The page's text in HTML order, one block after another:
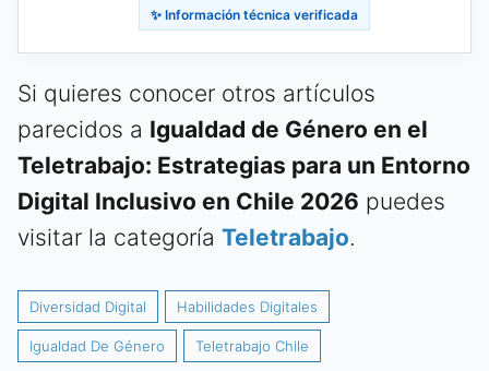
✨ Información técnica verificada
Si quieres conocer otros artículos
parecidos a Igualdad de Género en el
Teletrabajo: Estrategias para un Entorno
Digital Inclusivo en Chile 2026 puedes
visitar la categoría Teletrabajo.
Diversidad Digital Habilidades Digitales
Igualdad De Género Teletrabajo Chile